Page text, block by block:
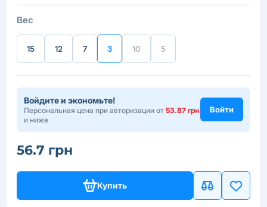
Вес
15 12 7 3 10 5
Войдите и экономьте!
Персональная цена при авторизации от 53.87 грн
и ниже
Войти
56.7 грн
Купить